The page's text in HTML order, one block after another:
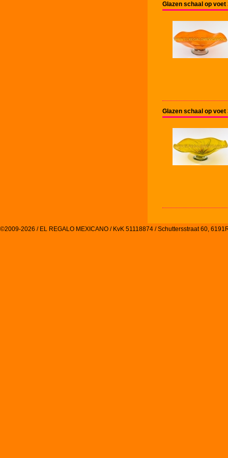
Glazen schaal op voet
Glazen schaal op voet
©2009-2026 / EL REGALO MEXICANO / KvK 51118874 / Schuttersstraat 60,